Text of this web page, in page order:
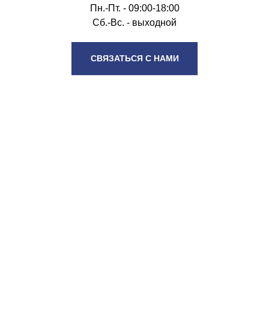
Пн.-Пт. - 09:00-18:00
Сб.-Вс. - выходной
СВЯЗАТЬСЯ С НАМИ